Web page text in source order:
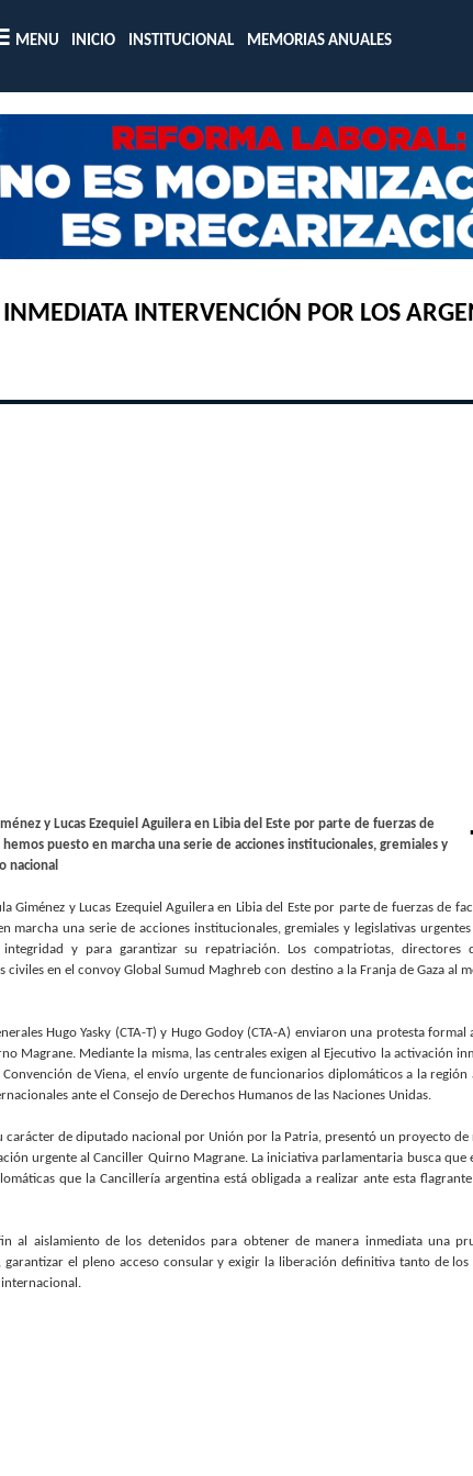
MENU INICIO INSTITUCIONAL MEMORIAS ANUALES
INTERVENCIÓN POR LOS
y Lucas Ezequiel Aguilera en Libia del Este por parte de fuerzas de
hemos puesto en marcha una serie de acciones institucionales, gremiales y
nacional
y Lucas Ezequiel Aguilera en Libia del Este por parte de fuerzas de
marcha una serie de acciones institucionales, gremiales y legislativas
y para garantizar su repatriación. Los compatriotas, directores
en el convoy Global Sumud Maghreb con destino a la Franja de Gaza al
Hugo Yasky (CTA-T) y Hugo Godoy (CTA-A) enviaron una protesta
Magrane. Mediante la misma, las centrales exigen al Ejecutivo la activación
de Viena, el envío urgente de funcionarios diplomáticos a la región
ante el Consejo de Derechos Humanos de las Naciones Unidas.
carácter de diputado nacional por Unión por la Patria, presentó un proyecto de
urgente al Canciller Quirno Magrane. La iniciativa parlamentaria busca
que la Cancillería argentina está obligada a realizar ante esta
al aislamiento de los detenidos para obtener de manera inmediata una
el pleno acceso consular y exigir la liberación definitiva tanto de los
internacional.